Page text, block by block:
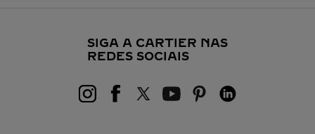
SIGA A CARTIER NAS
REDES SOCIAIS